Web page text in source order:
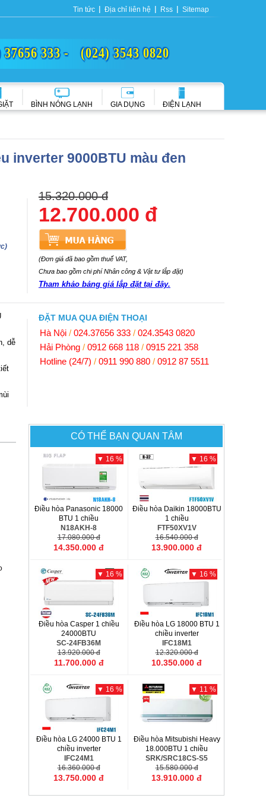
Tin tức Địa chỉ liên hệ Rss Sitemap
37656 333 - (024) 3543 0820
BÌNH NÓNG LẠNH GIA DỤNG ĐIỆN LẠNH
inverter 9000BTU màu đen
15.320.000 đ
12.700.000 đ
(Đơn giá đã bao gồm thuế VAT,
Chưa bao gồm chi phí Nhân công & Vật tư lắp đặt)
Tham khảo bảng giá lắp đặt tại đây.
dễ
ĐẶT MUA QUA ĐIỆN THOẠI
Hà Nội / 024.37656 333 / 024.3543 0820
Hải Phòng / 0912 668 118 / 0915 221 358
Hotline (24/7) / 0911 990 880 / 0912 87 5511
CÓ THỂ BẠN QUAN TÂM
▼ 16 %
Điều hòa Panasonic 18000
BTU 1 chiều
N18AKH-8
17.080.000 đ
14.350.000 đ
▼ 16 %
Điều hòa Daikin 18000BTU
1 chiều
FTF50XV1V
16.540.000 đ
13.900.000 đ
▼ 16 %
Điều hòa Casper 1 chiều
24000BTU
SC-24FB36M
13.920.000 đ
11.700.000 đ
▼ 16 %
Điều hòa LG 18000 BTU 1
chiều inverter
IFC18M1
12.320.000 đ
10.350.000 đ
▼ 16 %
Điều hòa LG 24000 BTU 1
chiều inverter
IFC24M1
16.360.000 đ
13.750.000 đ
▼ 11 %
Điều hòa Mitsubishi Heavy
18.000BTU 1 chiều
SRK/SRC18CS-S5
15.580.000 đ
13.910.000 đ